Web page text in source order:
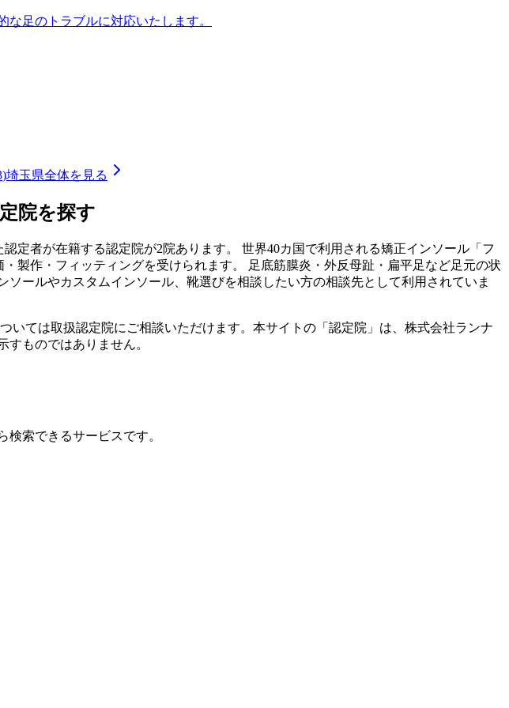
足のトラブルに対応いたします。
)埼玉県全体を見る
院を探す
定者が在籍する認定院が2院あります。 世界40カ国で利用される矯正インソール「フ
製作・フィッティングを受けられます。 足底筋膜炎・外反母趾・扁平足など足元の状
ールやカスタムインソール、靴選びを相談したい方の相談先として利用されていま
ては取扱認定院にご相談いただけます。本サイトの「認定院」は、株式会社ランナ
ものではありません。
索できるサービスです。